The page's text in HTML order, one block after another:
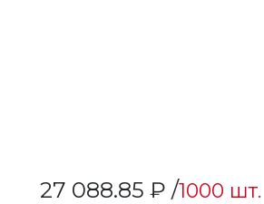
27 088.85 ₽ /1000 шт.